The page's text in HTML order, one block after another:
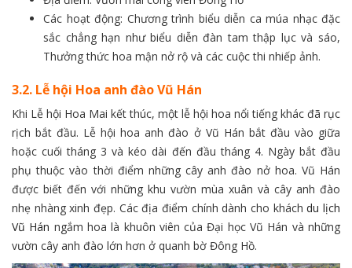
Các hoạt động: Chương trình biểu diễn ca múa nhạc đặc
sắc chẳng hạn như biểu diễn đàn tam thập lục và sáo,
Thưởng thức hoa mận nở rộ và các cuộc thi nhiếp ảnh.
3.2. Lễ hội Hoa anh đào Vũ Hán
Khi Lễ hội Hoa Mai kết thúc, một lễ hội hoa nổi tiếng khác đã rục
rịch bắt đầu. Lễ hội hoa anh đào ở Vũ Hán bắt đầu vào giữa
hoặc cuối tháng 3 và kéo dài đến đầu tháng 4. Ngày bắt đầu
phụ thuộc vào thời điểm những cây anh đào nở hoa. Vũ Hán
được biết đến với những khu vườn mùa xuân và cây anh đào
nhẹ nhàng xinh đẹp. Các địa điểm chính dành cho kháchdu lịch
Vũ Hán ngắm hoa là khuôn viên của Đại học Vũ Hán và những
vườn cây anh đào lớn hơn ở quanh bờ Đông Hồ.